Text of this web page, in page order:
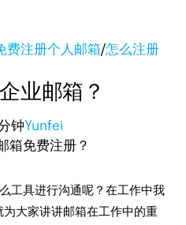
费注册个人邮箱/怎么注册
业邮箱？
钟Yunfei
具进行沟通呢？在工作中我
大家讲讲邮箱在工作中的重